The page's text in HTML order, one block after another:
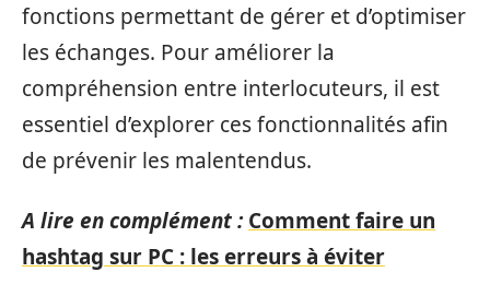
fonctions permettant de gérer et d’optimiser
les échanges. Pour améliorer la
compréhension entre interlocuteurs, il est
essentiel d’explorer ces fonctionnalités afin
de prévenir les malentendus.
A lire en complément : Comment faire un
hashtag sur PC : les erreurs à éviter